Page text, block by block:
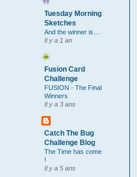
Tuesday Morning
Sketches
And the winner is....
Il y a 1 an
Fusion Card
Challenge
FUSION - The Final
Winners
Il y a 3 ans
Catch The Bug
Challenge Blog
The Time has come
!
Il y a 5 ans